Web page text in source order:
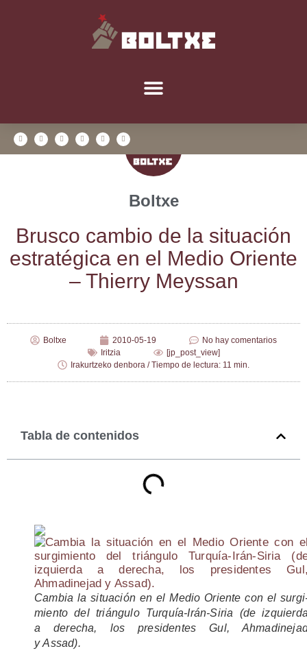
Boltxe
Brus­co cam­bio de la situa­ción
estra­té­gi­ca en el Medio Orien­te
– Thierry Meyssan
Boltxe 2010-05-19
No hay comentarios
Iritzia
[jp_post_view]
Irakurtzeko denbora / Tiempo de lectura: 11 min.
Tabla de contenidos
Cam­bia la situa­ción en el Medio Orien­te con el
mien­to del trián­gu­lo Tur­quía-Irán-Siria (de
a dere­cha, los pre­si­den­tes Gul,
y Assad).